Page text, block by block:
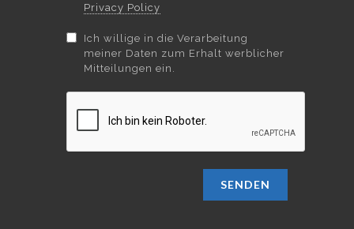
Privacy Policy
Ich willige in die Verarbeitung
meiner Daten zum Erhalt werblicher
Mitteilungen ein.
SENDEN